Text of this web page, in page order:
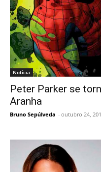
Notícia
Peter Parker se
Aranha
Bruno Sepúlveda - outubro 24,